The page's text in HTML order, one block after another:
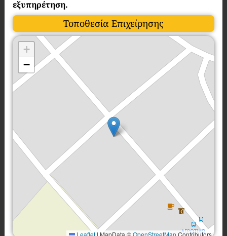
εξυπηρέτηση.
Τοποθεσία Επιχείρησης
+
−
Leaflet | MapData ©OpenStreetMapContributors